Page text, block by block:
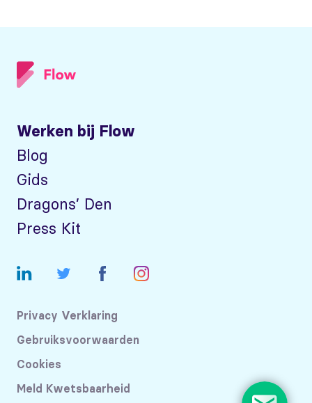
Werken bij Flow
Blog
Gids
Dragons’ Den
Press Kit
Privacy Verklaring
Gebruiksvoorwaarden
Cookies
Meld Kwetsbaarheid